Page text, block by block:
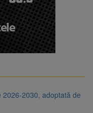
2030, adoptată de